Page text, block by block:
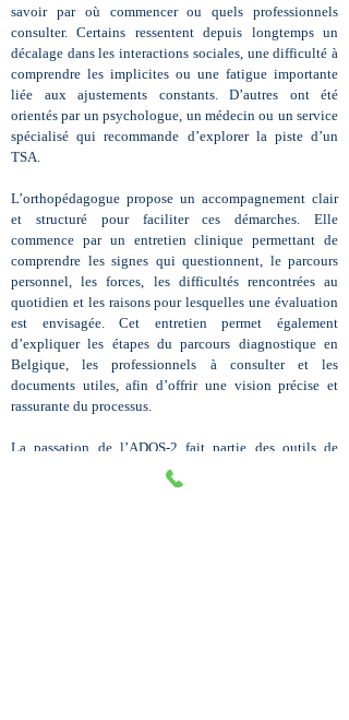
savoir par où commencer ou quels professionnels
consulter. Certains ressentent depuis longtemps un
décalage dans les interactions sociales, une difficulté à
comprendre les implicites ou une fatigue importante
liée aux ajustements constants. D’autres ont été
orientés par un psychologue, un médecin ou un service
spécialisé qui recommande d’explorer la piste d’un
TSA.
L’orthopédagogue propose un accompagnement clair
et structuré pour faciliter ces démarches. Elle
commence par un entretien clinique permettant de
comprendre les signes qui questionnent, le parcours
personnel, les forces, les difficultés rencontrées au
quotidien et les raisons pour lesquelles une évaluation
est envisagée. Cet entretien permet également
d’expliquer les étapes du parcours diagnostique en
Belgique, les professionnels à consulter et les
documents utiles, afin d’offrir une vision précise et
rassurante du processus.
La passation de l’ADOS-2 fait partie des outils de
référence pour évaluer le TSA chez l’adulte. Il s’agit
d’un instrument standardisé qui explore la